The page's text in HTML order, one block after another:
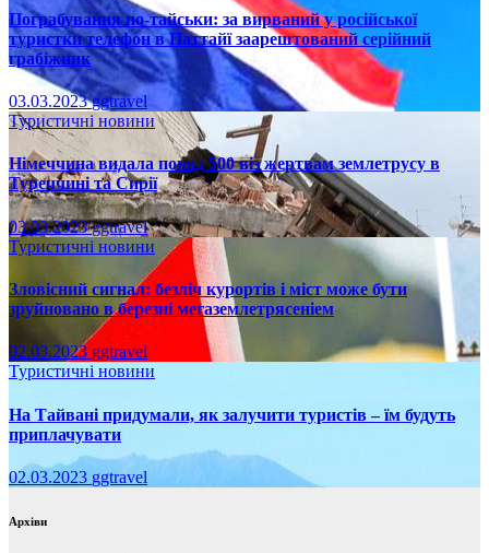
Пограбування по-тайськи: за вирваний у російської
туристки телефон в Паттайї заарештований серійний
грабіжник
03.03.2023ggtravel
Туристичні новини
Німеччина видала понад 500 віз жертвам землетрусу в
Туреччині та Сирії
03.03.2023ggtravel
Туристичні новини
Зловісний сигнал: безліч курортів і міст може бути
зруйновано в березні мегаземлетрясеніем
02.03.2023 ggtravel
Туристичні новини
На Тайвані придумали, як залучити туристів – їм будуть
приплачувати
02.03.2023 ggtravel
Архіви